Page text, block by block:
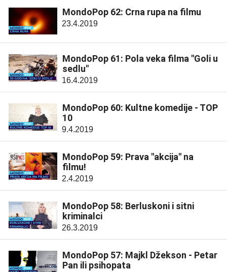
MondoPop 62: Crna rupa na filmu
23.4.2019
MondoPop 61: Pola veka filma "Goli u
sedlu"
16.4.2019
MondoPop 60: Kultne komedije - TOP
10
9.4.2019
MondoPop 59: Prava "akcija" na
filmu!
2.4.2019
MondoPop 58: Berluskoni i sitni
kriminalci
26.3.2019
MondoPop 57: Majkl Džekson - Petar
Pan ili psihopata